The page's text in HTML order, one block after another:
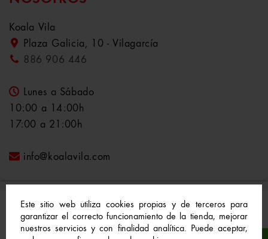
Este sitio web utiliza cookies propias y de terceros para
garantizar el correcto funcionamiento de la tienda, mejorar
nuestros servicios y con finalidad analítica. Puede aceptar,
Koala Vila
Plaza Galicia, 10 - Vilagarcía
886 906 446
Lunes a Sábado
10:00 a 14:00h
17:00 a 21:00h
info@koalavila.com
© 2021-2022 Koala Vila™. Todos los derechos